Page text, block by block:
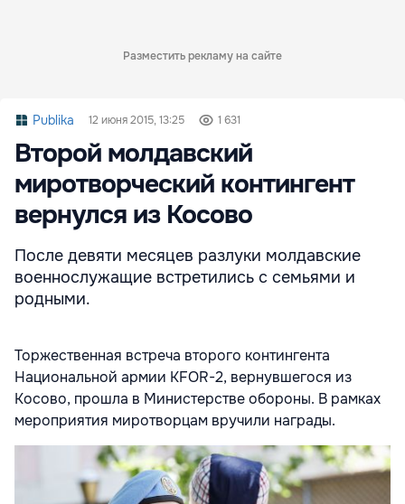
Разместить рекламу на сайте
Publika 12 июня 2015, 13:25 1 631
Второй молдавский
миротворческий контингент
вернулся из Косово
После девяти месяцев разлуки молдавские
военнослужащие встретились с семьями и
родными.
Торжественная встреча второго контингента
Национальной армии KFOR-2, вернувшегося из
Косово, прошла в Министерстве обороны. В рамках
мероприятия миротворцам вручили награды.